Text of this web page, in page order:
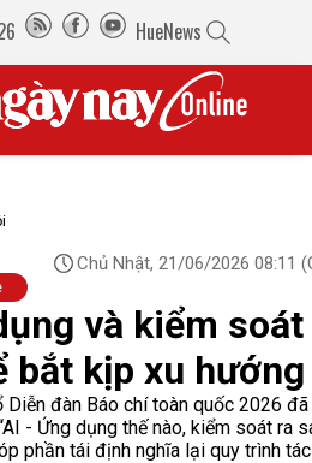
HueNews
Chủ Nhật, 21/06/2026 08:11
và kiểm soát
bắt kịp xu hướng
đàn Báo chí toàn quốc 2026 đã
- Ứng dụng thế nào, kiểm soát ra
phần tái định nghĩa lại quy trình